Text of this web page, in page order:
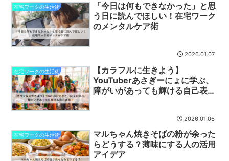
在宅ワークの生活術
「今日は何もできなかった」と思
う日に読んでほしい！在宅ワーク
のメンタルケア術
2026.01.07
在宅ワークの生活術
【カラフルに生きよう】
YouTuberあさぎーにょに学ぶ、
障がいがあっても輝ける自己表現
2026.01.06
在宅ワークの生活術
マルちゃん焼きそばの粉が余った
らどうする？薄味にする人の活用
アイデア